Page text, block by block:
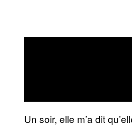
Un soir, elle m’a dit